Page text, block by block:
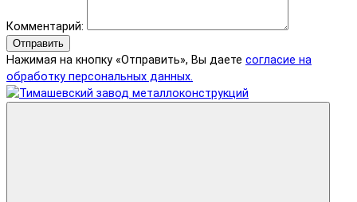
Комментарий:
Отправить
Нажимая на кнопку «Отправить», Вы даете согласие на
обработку персональных данных.